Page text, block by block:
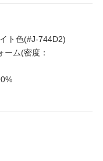
ト色(#J-744D2)
ム(密度：